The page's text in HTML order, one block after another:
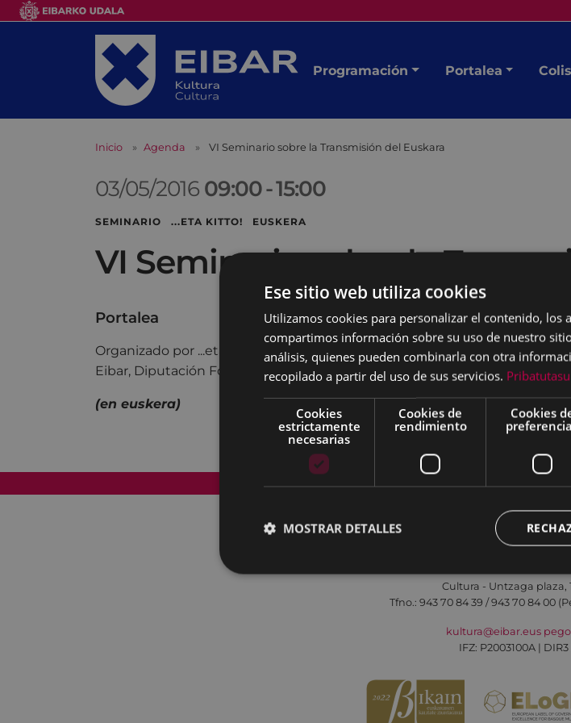
Programación Portalea
Inicio Agenda VI Seminario sobre la Transmisión del Euskara
03/05/2016 09:00-15:00
SEMINARIO ...ETA KITTO! EUSKERA
VI Seminario sobre la
Portalea
Organizado por ...eta Kitto! con el patrocinio del Ayuntamiento de
Eibar, Diputación Foral de Gipuzkoa y Gobierno Vasco.
(en euskera)
Mapa del Sitio Aviso legal Política de
Cultura - Untzaga plaza,
Tfno.: 943 70 84 39 / 943 70 84 00
kultura@eibar.eus
IFZ: P2003100A |
Ese sitio web utiliza cookies
Utilizamos cookies para personalizar el contenido, los
compartimos información sobre su uso de nuestro
análisis, quienes pueden combinarla con otra
recopilado a partir del uso de sus servicios.
Cookies
estrictamente
necesarias
Cookies de
rendimiento
Cookies
MOSTRAR DETALLES